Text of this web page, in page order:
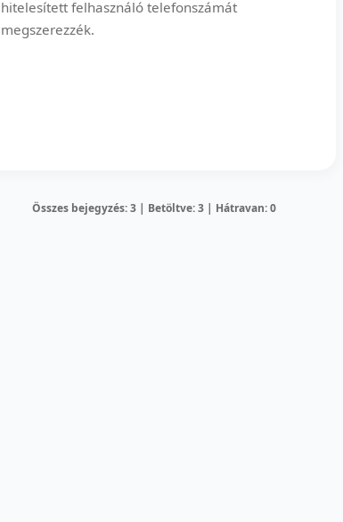
hitelesített felhasználó telefonszámát
megszerezzék.
Összes bejegyzés: 3 | Betöltve: 3 | Hátravan: 0